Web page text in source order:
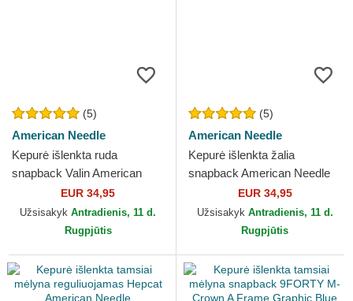
(5)
American Needle
Kepurė išlenkta ruda
snapback Valin American
EUR 34,95
Užsisakyk Antradienis, 11 d.
Rugpjūtis
(5)
American Needle
Kepurė išlenkta žalia
snapback American Needle
EUR 34,95
Užsisakyk Antradienis, 11 d.
Rugpjūtis